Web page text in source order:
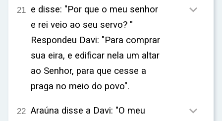
21 e disse: "Por que o meu senhor
e rei veio ao seu servo? "
Respondeu Davi: "Para comprar
sua eira, e edificar nela um altar
ao Senhor, para que cesse a
praga no meio do povo".

22 Araúna disse a Davi: "O meu
